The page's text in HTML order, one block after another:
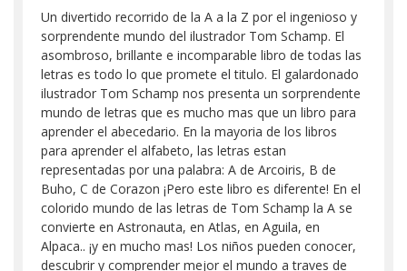
Un divertido recorrido de la A a la Z por el ingenioso y
sorprendente mundo del ilustrador Tom Schamp. El
asombroso, brillante e incomparable libro de todas las
letras es todo lo que promete el titulo. El galardonado
ilustrador Tom Schamp nos presenta un sorprendente
mundo de letras que es mucho mas que un libro para
aprender el abecedario. En la mayoria de los libros
para aprender el alfabeto, las letras estan
representadas por una palabra: A de Arcoiris, B de
Buho, C de Corazon ¡Pero este libro es diferente! En el
colorido mundo de las letras de Tom Schamp la A se
convierte en Astronauta, en Atlas, en Aguila, en
Alpaca.. ¡y en mucho mas! Los niños pueden conocer,
descubrir y comprender mejor el mundo a traves de